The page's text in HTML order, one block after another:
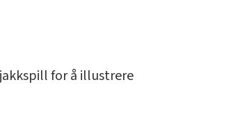
for å illustrere